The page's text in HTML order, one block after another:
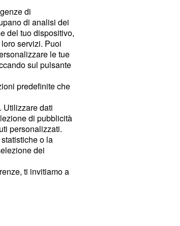
di
di analisi dei
del tuo dispositivo,
servizi. Puoi
le tue
sul pulsante
predefinite che
Utilizzare dati
di pubblicità
personalizzati.
o la
dei
ti invitiamo a